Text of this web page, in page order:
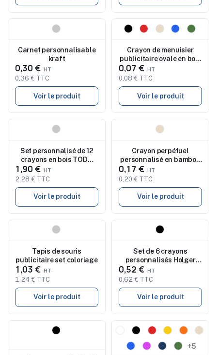
Carnet personnalisable
kraft
0,30 €
0,36 € TTC
Voir le produit
Nouveau
Crayon de menuisier
publicitaire ovale en bois
VETA
0,07 €
0,08 € TTC
Voir le produit
Set personnalisé de 12
crayons en bois TODO
SET
1,90 €
2,28 € TTC
Voir le produit
Crayon perpétuel
personnalisé en bambou
BAKAN
0,17 €
0,20 € TTC
Voir le produit
Tapis de souris
publicitaire set coloriage
1,03 €
1,24 € TTC
Voir le produit
Set de 6 crayons
personnalisés Holger
pas cher
0,52 €
0,62 € TTC
Voir le produit
Nouveau
+5